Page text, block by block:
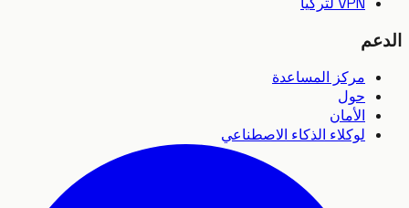
مركز المساعدة
حول
الأمان
لوكلاء الذكاء الاصطناعي